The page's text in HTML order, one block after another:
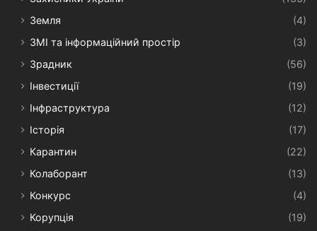
Земля
(4)
ЗМІ та інформаційний простір
(3)
Зрадник
(56)
Інвестиції
(19)
Інфраструктура
(12)
Історія
(17)
Карантин
(22)
Колаборант
(13)
Конкурс
(4)
Корупція
(19)